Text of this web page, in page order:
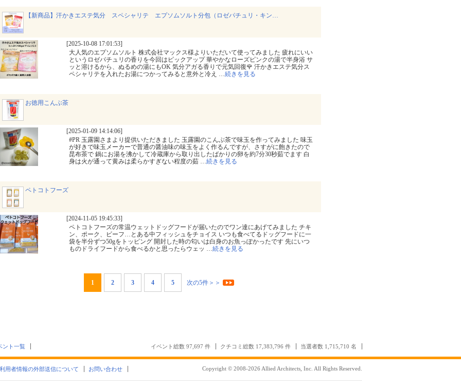
【新商品】汗かきエステ気分 スペシャリテ エプソムソルト分包（ロゼパチュリ・キン…
[2025-10-08 17:01:53]
大人気のエプソムソルト 株式会社マックス様よりいただいて使ってみました 疲れにいい
というロゼパチュリの香りを今回はピックアップ 華やかなローズピンクの湯で半身浴 サ
ッと溶けるから、ぬるめの湯にもOK 気分アガる香りで元気回復🌹 汗かきエステ気分ス
ペシャリテを入れたお湯につかってみると意外と冷え …続きを見る
お徳用こんぶ茶
[2025-01-09 14:14:06]
#PR 玉露園さまより提供いただきました 玉露園のこんぶ茶で味玉を作ってみました 味玉
が好きで味玉メーカーで普通の醤油味の味玉をよく作るんですが、さすがに飽きたので
昆布茶で 鍋にお湯を沸かして冷蔵庫から取り出したばかりの卵を約7分30秒茹でます 白
身は火が通って黄みは柔らかすぎない程度の茹 …続きを見る
ペトコトフーズ
[2024-11-05 19:45:33]
ペトコトフーズの常温ウェットドッグフードが届いたのでワン達にあげてみました チキ
ン、ポーク、ビーフ…とある中フィッシュをチョイス いつも食べてるドッグフードに一
袋を半分ずつ50gをトッピング 開封した時の匂いは白身のお魚っぽかったです 先にいつ
ものドライフードから食べるかと思ったらウェッ …続きを見る
1 2 3 4 5 次の5件＞＞
ント一覧 イベント総数 97,697 件 クチコミ総数 17,383,796 件 当選者数 1,715,710 名
利用者情報の外部送信について お問い合わせ Copyright © 2008-2026 Allied Architects, Inc. All Rights Reserved.